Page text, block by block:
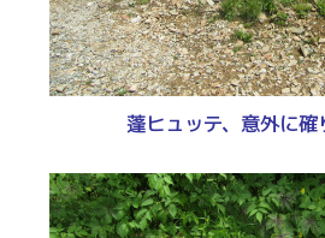
蓬ヒュッテ、意外に確